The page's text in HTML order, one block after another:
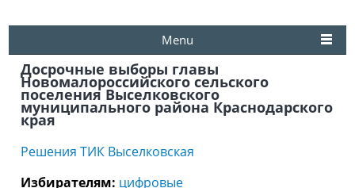
Menu
Досрочные выборы главы
Новомалороссийского сельского
поселения Выселковского
муниципального района Краснодарского
края
Решения ТИК Выселковская
Избирателям: цифровые